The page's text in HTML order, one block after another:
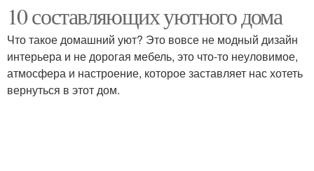
10 составляющих уютного дома
Что такое домашний уют? Это вовсе не модный дизайн
интерьера и не дорогая мебель, это что-то неуловимое,
атмосфера и настроение, которое заставляет нас хотеть
вернуться в этот дом.